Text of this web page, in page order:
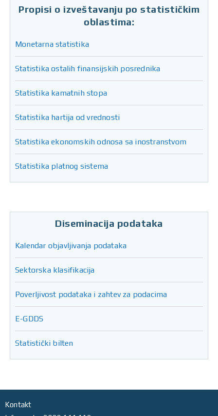
Propisi o izveštavanju po statističkim
oblastima:
Monetarna statistika
Statistika ostalih finansijskih posrednika
Statistika kamatnih stopa
Statistika hartija od vrednosti
Statistika ekonomskih odnosa sa inostranstvom
Statistika platnog sistema
Diseminacija podataka
Kalendar objavljivanja podataka
Sektorska klasifikacija
Poverljivost podataka i zahtev za podacima
E-GDDS
Statistički bilten
Kontakt